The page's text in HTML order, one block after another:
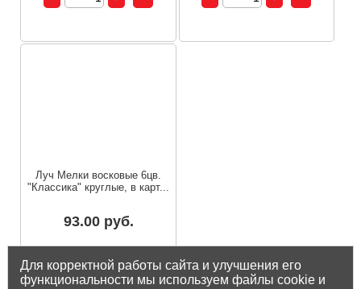
Луч Мелки восковые 6цв.
"Классика" круглые, в карт...
93.00 руб.
Для корректной работы сайта и улучшения его
функциональности мы используем файлы cookie и